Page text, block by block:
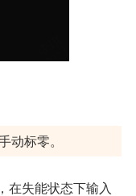
动标零。
在失能状态下输入